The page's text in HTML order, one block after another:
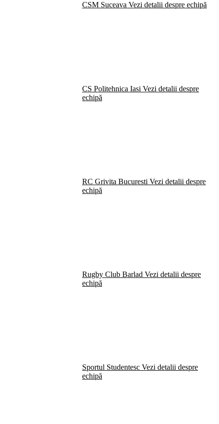
CSM Suceava Vezi detalii despre echipă
CS Politehnica Iasi Vezi detalii despre
echipă
RC Grivita Bucuresti Vezi detalii despre
echipă
Rugby Club Barlad Vezi detalii despre
echipă
Sportul Studentesc Vezi detalii despre
echipă